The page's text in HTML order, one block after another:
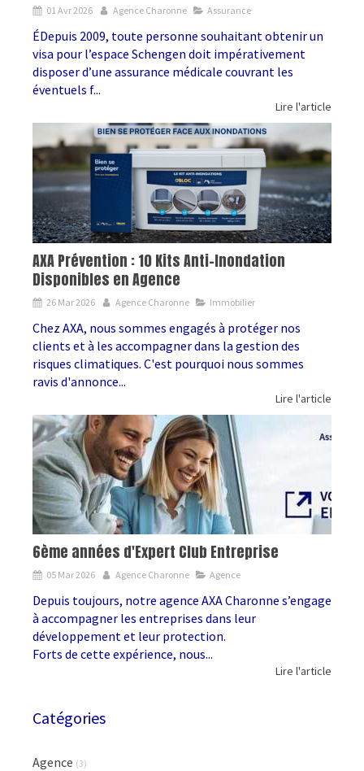
01 Avr 2026 Agence Charonne Assurance
ÉDepuis 2009, toute personne souhaitant obtenir un
visa pour l’espace Schengen doit impérativement
disposer d’une assurance médicale couvrant les
éventuels f...
Lire l'article
AXA Prévention : 10 Kits Anti-Inondation
Disponibles en Agence
26 Mar 2026 Agence Charonne Immobilier
Chez AXA, nous sommes engagés à protéger nos
clients et à les accompagner dans la gestion des
risques climatiques. C'est pourquoi nous sommes
ravis d'annonce...
Lire l'article
6ème années d'Expert Club Entreprise
05 Mar 2026 Agence Charonne Agence
Depuis toujours, notre agence AXA Charonne s’engage
à accompagner les entreprises dans leur
développement et leur protection.
Forts de cette expérience, nous...
Lire l'article
Catégories
Agence (3)